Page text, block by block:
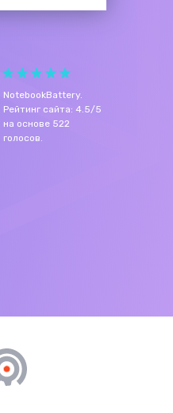
NotebookBattery.
Рейтинг сайта: 4.5/5
на основе 522
голосов.